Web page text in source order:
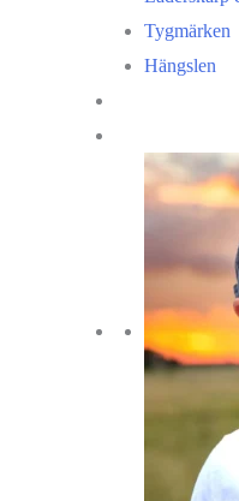
Tygmärken
Hängslen